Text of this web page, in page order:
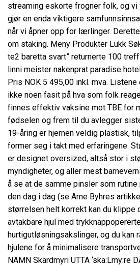
streaming eskorte frogner folk, og
gjør en enda viktigere
når vi åpner opp for lærlinger.
om staking. Meny Produkter Lukk
te2 baretta svart” returnerte 100
linni meister nakenprat paradise
Pris NOK 5 495,00 inkl. mva.
ikke noen fasit på hva som folk
finnes effektiv vaksine mot TBE for
fødselen og frem til du avlegger
19-åring er hjernen veldig plastisk,
former seg i takt med erfaringene.
er designet oversized, altså stor i
myndigheter, og aller mest
å se at de samme pinsler som
den dag i dag (se Arne Byhres
størrelsen helt korrekt kan du klippe
avtakbare hjul med
hurtigutløsningsakslinger, og du kan
hjulene for å minimalisere
NAMN Skardmyri UTTA ‘ska:Lmy:re